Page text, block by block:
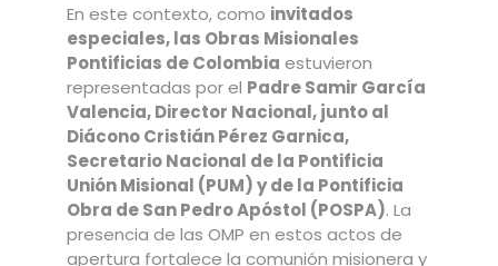
En este contexto, como invitados
especiales, las Obras Misionales
Pontificias de Colombia estuvieron
representadas por el Padre Samir García
Valencia, Director Nacional, junto al
Diácono Cristián Pérez Garnica,
Secretario Nacional de la Pontificia
Unión Misional (PUM) y de la Pontificia
Obra de San Pedro Apóstol (POSPA). La
presencia de las OMP en estos actos de
apertura fortalece la comunión misionera y